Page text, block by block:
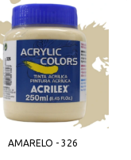
AMARELO - 326